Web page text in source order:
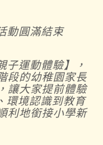
動圓滿結束
子運動體驗】，
段的幼稚園家長
讓大家提前體驗
境認識到教育
利地銜接小學新